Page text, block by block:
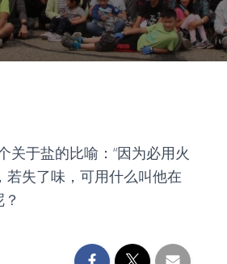
于盐的比喻：“因为必用火
失了味，可用什么叫他在